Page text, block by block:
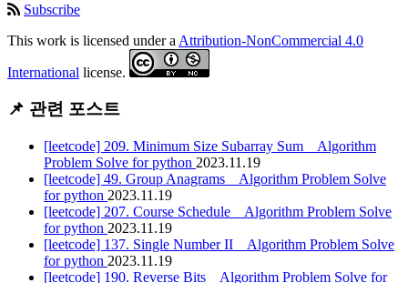
Subscribe
This work is licensed under a Attribution-NonCommercial 4.0
International license.
📌 관련 포스트
[leetcode] 209. Minimum Size Subarray Sum _ Algorithm
Problem Solve for python 2023.11.19
[leetcode] 49. Group Anagrams _ Algorithm Problem Solve
for python 2023.11.19
[leetcode] 207. Course Schedule _ Algorithm Problem Solve
for python 2023.11.19
[leetcode] 137. Single Number II _ Algorithm Problem Solve
for python 2023.11.19
[leetcode] 190. Reverse Bits _ Algorithm Problem Solve for